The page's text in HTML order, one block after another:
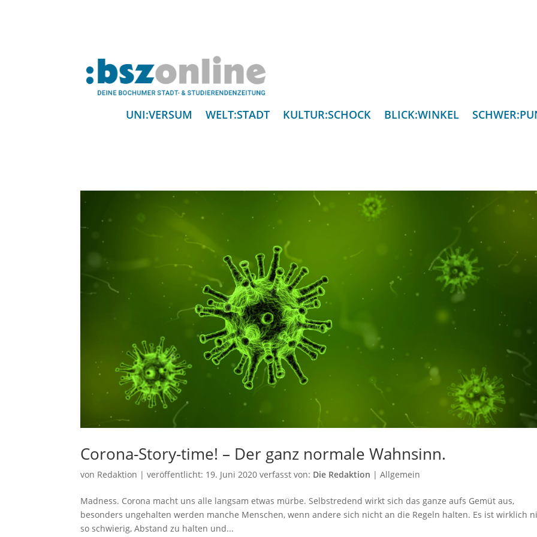
UNI:VERSUM WELT:STADT KULTUR:SCHOCK BLICK:WINKEL
Corona-Story-time! – Der ganz normale Wahnsinn.
von Redaktion |veröffentlicht: 19. Juni 2020 verfasst von: Die Redaktion |Allgemein
Madness. Corona macht uns alle langsam etwas mürbe. Selbstredend wirkt sich das ganze aufs Gemüt aus,
besonders ungehalten werden manche Menschen, wenn andere sich nicht an die Regeln halten. Es ist wirklich
so schwierig, Abstand zu halten und...